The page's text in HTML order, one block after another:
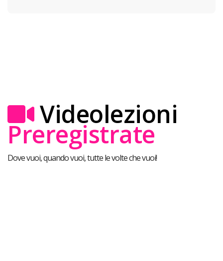
Videolezioni
Preregistrate
Dove vuoi, quando vuoi, tutte le volte che vuoi!